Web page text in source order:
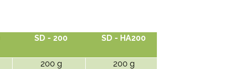
SD - 200 SD - HA200
200 g 200 g